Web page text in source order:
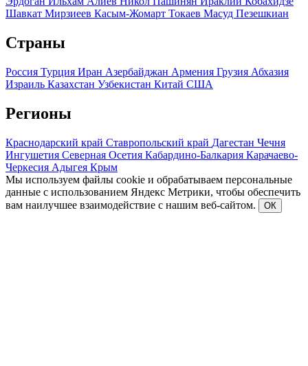
Шавкат Мирзиеев Касым-Жомарт Токаев Масуд Пезешкиан
Страны
Россия Турция Иран Азербайджан Армения Грузия Абхазия
Израиль Казахстан Узбекистан Китай США
Регионы
Краснодарский край Ставропольский край Дагестан Чечня
Ингушетия Северная Осетия Кабардино-Балкария Карачаево-
Черкесия Адыгея Крым
Мы используем файлы cookie и обрабатываем персональные
данные с использованием Яндекс Метрики, чтобы обеспечить
вам наилучшее взаимодействие с нашим веб-сайтом.
ОК